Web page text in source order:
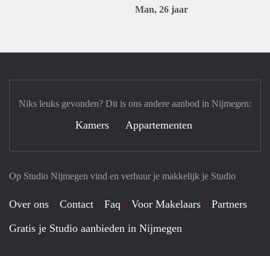
Man, 26 jaar
Op Studio Nijmegen vind en verhuur je makkelijk je Studio
Over ons Contact Faq Voor Makelaars
Partners
Gratis je Studio aanbieden in Nijmegen
Niks leuks gevonden? Dit is ons andere aanbod in Nijmegen:
Kamers Appartementen